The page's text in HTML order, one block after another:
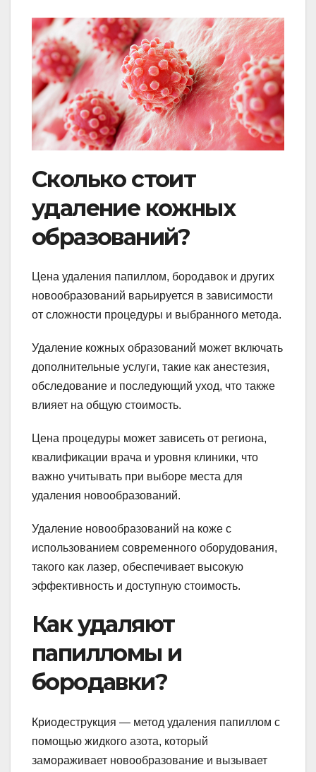
Сколько стоит
удаление кожных
образований?
Цена удаления папиллом, бородавок и других
новообразований варьируется в зависимости
от сложности процедуры и выбранного метода.
Удаление кожных образований может включать
дополнительные услуги, такие как анестезия,
обследование и последующий уход, что также
влияет на общую стоимость.
Цена процедуры может зависеть от региона,
квалификации врача и уровня клиники, что
важно учитывать при выборе места для
удаления новообразований.
Удаление новообразований на коже с
использованием современного оборудования,
такого как лазер, обеспечивает высокую
эффективность и доступную стоимость.
Как удаляют
папилломы и
бородавки?
Криодеструкция — метод удаления папиллом с
помощью жидкого азота, который
замораживает новообразование и вызывает